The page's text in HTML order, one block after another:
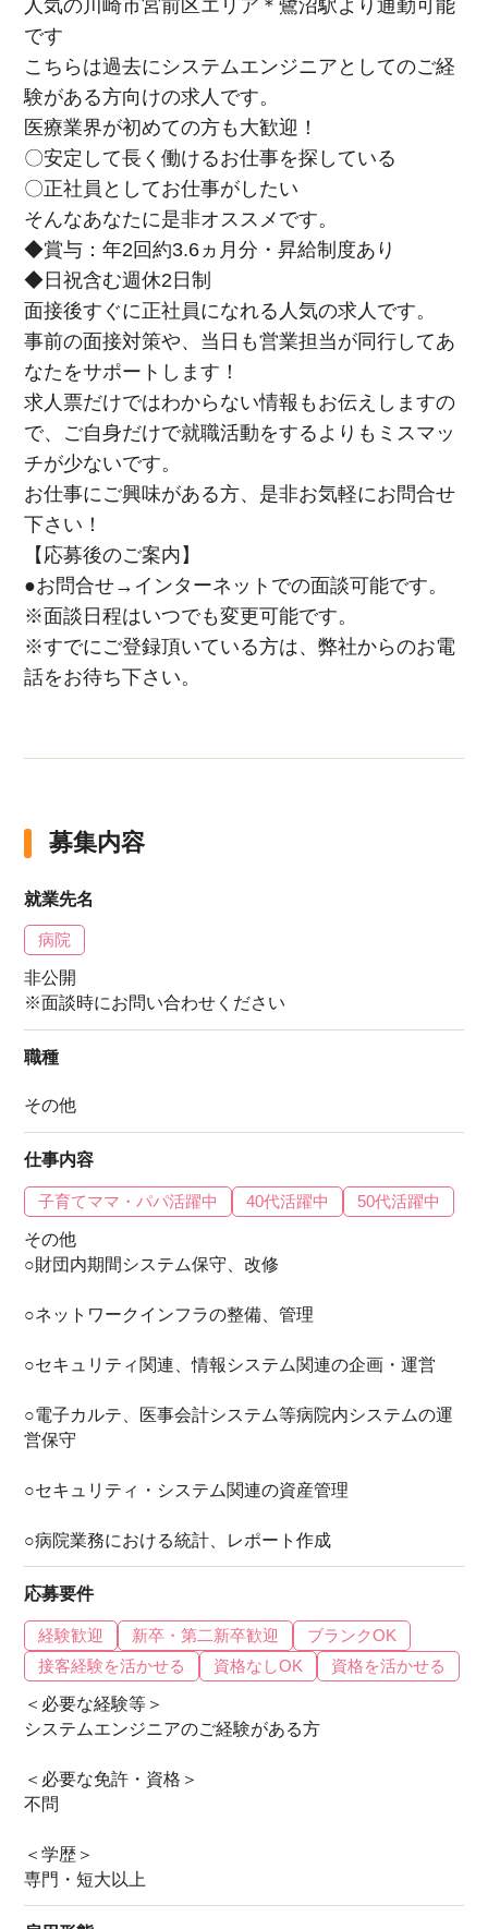
人気の川崎市宮前区エリア＊鷺沼駅より通勤可能
です
こちらは過去にシステムエンジニアとしてのご経
験がある方向けの求人です。
医療業界が初めての方も大歓迎！
〇安定して長く働けるお仕事を探している
〇正社員としてお仕事がしたい
そんなあなたに是非オススメです。
◆賞与：年2回約3.6ヵ月分・昇給制度あり
◆日祝含む週休2日制
面接後すぐに正社員になれる人気の求人です。
事前の面接対策や、当日も営業担当が同行してあ
なたをサポートします！
求人票だけではわからない情報もお伝えしますの
で、ご自身だけで就職活動をするよりもミスマッ
チが少ないです。
お仕事にご興味がある方、是非お気軽にお問合せ
下さい！
【応募後のご案内】
●お問合せ→インターネットでの面談可能です。
※面談日程はいつでも変更可能です。
※すでにご登録頂いている方は、弊社からのお電
話をお待ち下さい。
募集内容
就業先名
病院
非公開
※面談時にお問い合わせください
職種
その他
仕事内容
子育てママ・パパ活躍中 40代活躍中 50代活躍中
その他
○財団内期間システム保守、改修
○ネットワークインフラの整備、管理
○セキュリティ関連、情報システム関連の企画・運営
○電子カルテ、医事会計システム等病院内システムの運
営保守
○セキュリティ・システム関連の資産管理
○病院業務における統計、レポート作成
応募要件
経験歓迎 新卒・第二新卒歓迎
ブランクOK
接客経験を活かせる
資格なしOK 資格を活かせる
＜必要な経験等＞
システムエンジニアのご経験がある方
＜必要な免許・資格＞
不問
＜学歴＞
専門・短大以上